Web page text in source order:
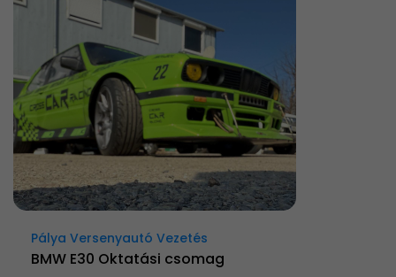
Pálya Versenyautó Vezetés
BMW E30 Oktatási csomag